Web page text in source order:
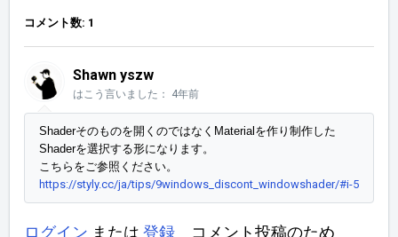
コメント数: 1
Shawn yszw
はこう言いました： 4年前
Shaderそのものを開くのではなくMaterialを作り制作した
Shaderを選択する形になります。
https://styly.cc/ja/tips/9windows_discont_windowshader/#i-5
ログイン または 登録 コメント投稿のため